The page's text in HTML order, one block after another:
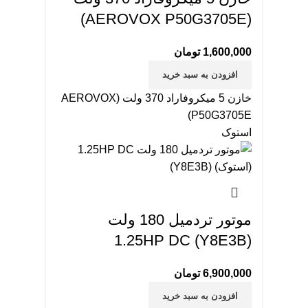
(AEROVOX P50G3705E)
1,600,000 تومان
افزودن به سبد خرید
خازن 5 میکروفاراد 370 ولت (AEROVOX
P50G3705E)
استوک
موتور تردمیل 180 ولت
1.25HP DC (Y8E3B)
6,900,000 تومان
افزودن به سبد خرید